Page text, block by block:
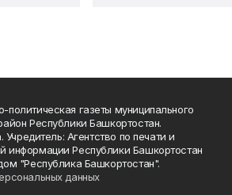
газеты муниципального
Республики Башкортостан.
Учредитель: Агентство по печати и
информации Республики Башкортостан
"Республика Башкортостан".
данных